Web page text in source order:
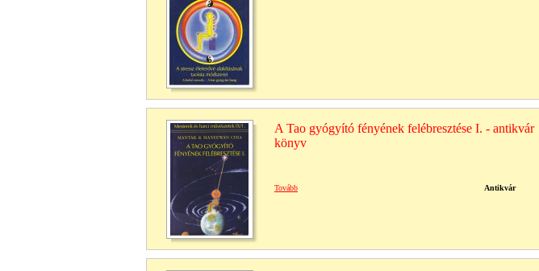
A Tao gyógyító fényének felébresztése I. - antikvár
könyv
Tovább Antikvár